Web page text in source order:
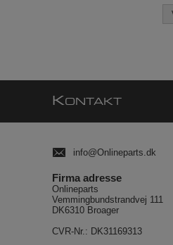
KONTAKT
info@Onlineparts.dk
Firma adresse
Onlineparts
Vemmingbundstrandvej 111
DK6310 Broager
CVR-Nr.: DK31169313